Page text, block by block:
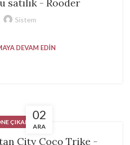
satılık - Rooder
Sistem
DEVAM EDIN
02
ARA
ÇIKANLAR
City Coco Trike -